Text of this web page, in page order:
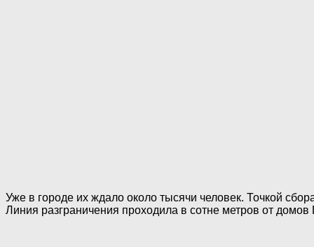
Уже в городе их ждало около тысячи человек. Точкой
Линия разграничения проходила в сотне метров от